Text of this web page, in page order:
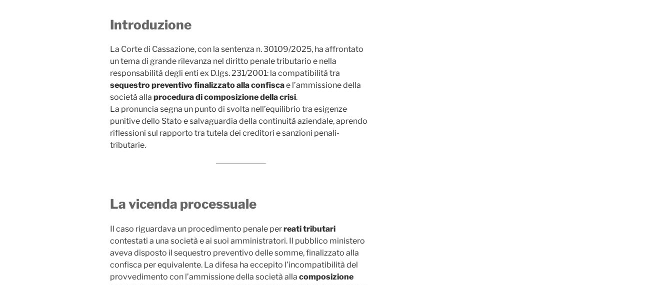
Introduzione
La Corte di Cassazione, con la sentenza n. 30109/2025, ha affrontato
un tema di grande rilevanza nel diritto penale tributario e nella
responsabilità degli enti ex D.lgs. 231/2001: la compatibilità tra
sequestro preventivo finalizzato alla confiscae l’ammissione della
società alla procedura di composizione della crisi.
La pronuncia segna un punto di svolta nell’equilibrio tra esigenze
punitive dello Stato e salvaguardia della continuità aziendale, aprendo
riflessioni sul rapporto tra tutela dei creditori e sanzioni penali-
tributarie.
La vicenda processuale
Il caso riguardava un procedimento penale perreati tributari
contestati a una società e ai suoi amministratori. Il pubblico ministero
aveva disposto il sequestro preventivo delle somme, finalizzato alla
confisca per equivalente. La difesa ha eccepito l’incompatibilità del
provvedimento con l’ammissione della società alla composizione